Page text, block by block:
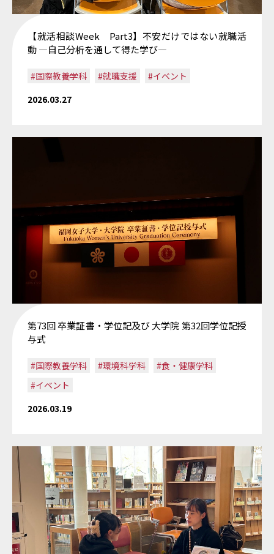
【就活相談Week Part3】不安だけではない就職活
動 ―自己分析を通して得た学び―
#国際教養学科 #就職支援
#イベント
2026.03.27
第73回 卒業証書・学位記及び 大学院 第32回学位記授
与式
#国際教養学科 #環境科学科
#食・健康学科
#イベント
2026.03.19